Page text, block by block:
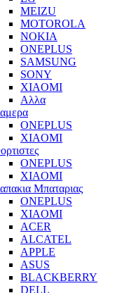
MEIZU
MOTOROLA
NOKIA
ONEPLUS
SAMSUNG
SONY
XIAOMI
Αλλα
ONEPLUS
XIAOMI
ONEPLUS
XIAOMI
Μπαταριας
ONEPLUS
XIAOMI
ACER
ALCATEL
APPLE
ASUS
BLACKBERRY
DELL